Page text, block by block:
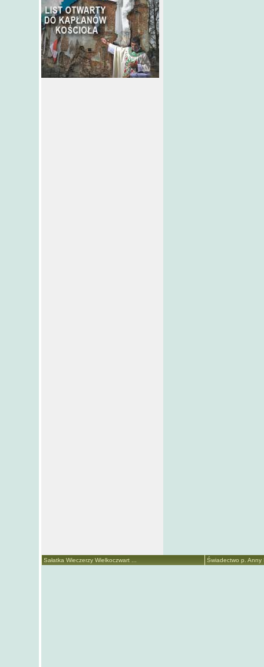
Sałatka Wieczerzy Wielkoczwart ... Świadectwo p. Anny